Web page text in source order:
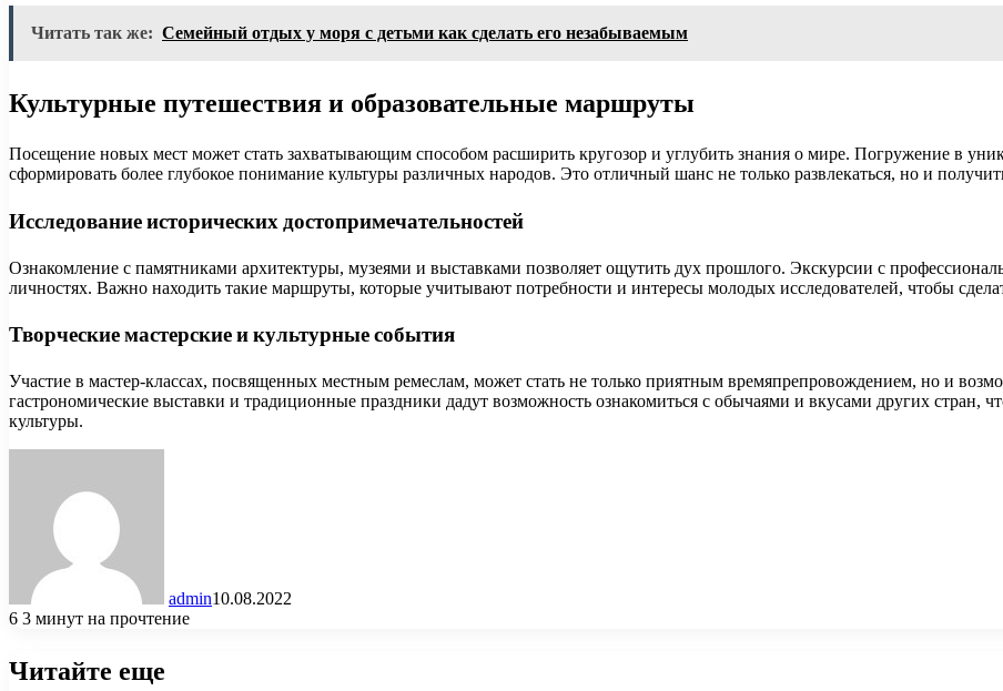
Читать так же: Семейный отдых у моря с детьми как сделать его незабываемым
Культурные путешествия и образовательные маршруты
Посещение новых мест может стать захватывающим способом расширить кругозор и углубить знания о мире. Погружение в
сформировать более глубокое понимание культуры различных народов. Это отличный шанс не только развлекаться, но и
Исследование исторических достопримечательностей
Ознакомление с памятниками архитектуры, музеями и выставками позволяет ощутить дух прошлого. Экскурсии с
личностях. Важно находить такие маршруты, которые учитывают потребности и интересы молодых исследователей, чтобы
Творческие мастерские и культурные события
Участие в мастер-классах, посвященных местным ремеслам, может стать не только приятным времяпрепровождением, но и
гастрономические выставки и традиционные праздники дадут возможность ознакомиться с обычаями и вкусами других стран,
культуры.
admin10.08.2022
6 3 минут на прочтение
Читайте еще